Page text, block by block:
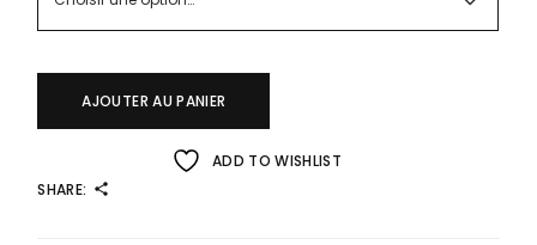
AJOUTER AU PANIER
ADD TO WISHLIST
SHARE: